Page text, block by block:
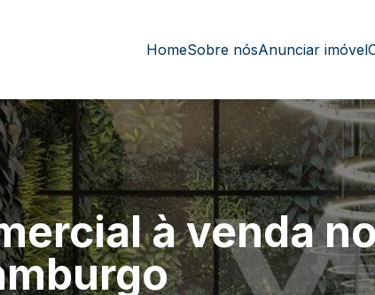
HomeSobre nósAnunciar imóvel
à venda